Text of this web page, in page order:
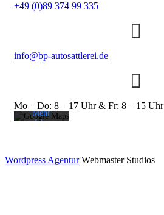
+49 (0)89 374 99 335
info@bp-autosattlerei.de
Mo – Do: 8 – 17 Uhr & Fr: 8 – 15 Uhr
Karte
akzeptieren
Google.
Mehr
erfahren
laden
Wordpress AgenturWebmaster Studios